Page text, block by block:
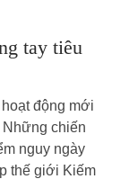
tay tiêu
động mới
Những chiến
nguy ngày
thế giới Kiếm